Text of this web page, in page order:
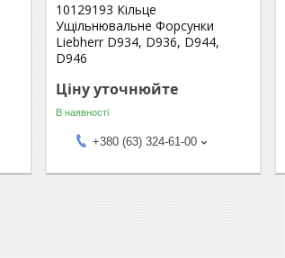
10129193 Кільце
Ущільнювальне Форсунки
Liebherr D934, D936, D944,
D946
Ціну уточнюйте
В наявності
+380 (63) 324-61-00